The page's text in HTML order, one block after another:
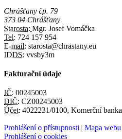
Chrášťany čp. 79
373 04 Chrášťany
Starosta: Mgr. Josef Vomáčka
Tel: 724 157 954
E-mail: starosta@chrastany.eu
IDDS: vvsby3m
Fakturační údaje
IČ: 00245003
DIČ: CZ00245003
Účet: 4022231/0100, Komerční banka
Prohlášení o přístupnosti | Mapa webu
Prohlášení o cookies